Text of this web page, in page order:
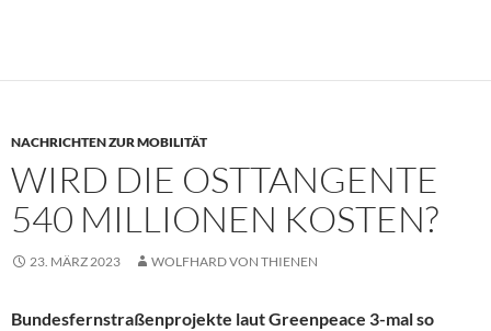
NACHRICHTEN ZUR MOBILITÄT
WIRD DIE OSTTANGENTE
540 MILLIONEN KOSTEN?
23. MÄRZ 2023 WOLFHARD VON THIENEN
Bundesfernstraßenprojekte laut Greenpeace 3-mal so